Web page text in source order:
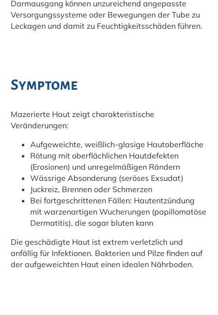
Darmausgang können unzureichend angepasste
Versorgungssysteme oder Bewegungen der Tube zu
Leckagen und damit zu Feuchtigkeitsschäden führen.
Symptome
Mazerierte Haut zeigt charakteristische
Veränderungen:
Aufgeweichte, weißlich-glasige Hautoberfläche
Rötung mit oberflächlichen Hautdefekten
(Erosionen) und unregelmäßigen Rändern
Wässrige Absonderung (seröses Exsudat)
Juckreiz, Brennen oder Schmerzen
Bei fortgeschrittenen Fällen: Hautentzündung
mit warzenartigen Wucherungen (papillomatöse
Dermatitis), die sogar bluten kann
Die geschädigte Haut ist extrem verletzlich und
anfällig für Infektionen. Bakterien und Pilze finden auf
der aufgeweichten Haut einen idealen Nährboden.